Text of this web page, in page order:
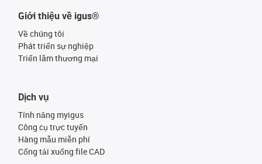
Giới thiệu về igus®
Về chúng tôi
Phát triển sự nghiệp
Triển lãm thương mại
Dịch vụ
Tính năng myigus
Công cụ trực tuyến
Hàng mẫu miễn phí
Cổng tải xuống file CAD